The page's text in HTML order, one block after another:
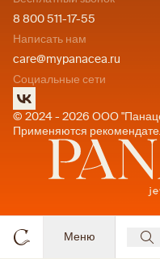
Меню
8 800 511-17-55
Написать нам
care@mypanacea.ru
Социальные сети
© 2024 - 2026 ООО
Применяются